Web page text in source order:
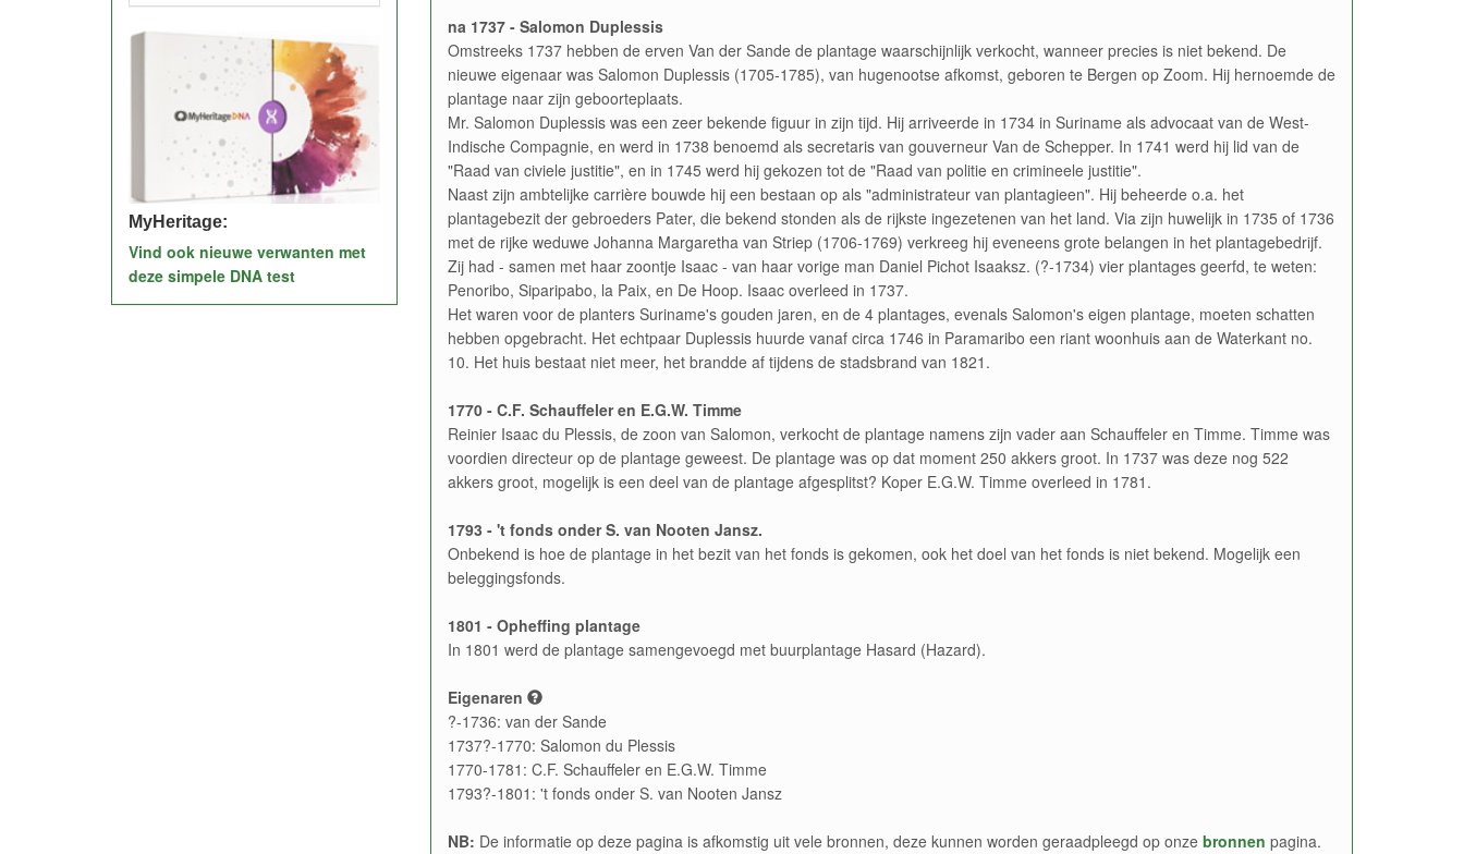
na 1737 - Salomon Duplessis
Omstreeks 1737 hebben de erven Van der Sande de plantage waarschijnlijk verkocht, wanneer precies is niet bekend. De
nieuwe eigenaar was Salomon Duplessis (1705-1785), van hugenootse afkomst, geboren te Bergen op Zoom. Hij hernoemde de
plantage naar zijn geboorteplaats.
Mr. Salomon Duplessis was een zeer bekende figuur in zijn tijd. Hij arriveerde in 1734 in Suriname als advocaat van de West-
Indische Compagnie, en werd in 1738 benoemd als secretaris van gouverneur Van de Schepper. In 1741 werd hij lid van de
"Raad van civiele justitie", en in 1745 werd hij gekozen tot de "Raad van politie en crimineele justitie".
Naast zijn ambtelijke carrière bouwde hij een bestaan op als "administrateur van plantagieen". Hij beheerde o.a. het
plantagebezit der gebroeders Pater, die bekend stonden als de rijkste ingezetenen van het land. Via zijn huwelijk in 1735 of 1736
met de rijke weduwe Johanna Margaretha van Striep (1706-1769) verkreeg hij eveneens grote belangen in het plantagebedrijf.
Zij had - samen met haar zoontje Isaac - van haar vorige man Daniel Pichot Isaaksz. (?-1734) vier plantages geerfd, te weten:
Penoribo, Siparipabo, la Paix, en De Hoop. Isaac overleed in 1737.
Het waren voor de planters Suriname's gouden jaren, en de 4 plantages, evenals Salomon's eigen plantage, moeten schatten
hebben opgebracht. Het echtpaar Duplessis huurde vanaf circa 1746 in Paramaribo een riant woonhuis aan de Waterkant no.
10. Het huis bestaat niet meer, het brandde af tijdens de stadsbrand van 1821.
1770 - C.F. Schauffeler en E.G.W. Timme
Reinier Isaac du Plessis, de zoon van Salomon, verkocht de plantage namens zijn vader aan Schauffeler en Timme. Timme was
voordien directeur op de plantage geweest. De plantage was op dat moment 250 akkers groot. In 1737 was deze nog 522
akkers groot, mogelijk is een deel van de plantage afgesplitst? Koper E.G.W. Timme overleed in 1781.
1793 - 't fonds onder S. van Nooten Jansz.
Onbekend is hoe de plantage in het bezit van het fonds is gekomen, ook het doel van het fonds is niet bekend. Mogelijk een
beleggingsfonds.
1801 - Opheffing plantage
In 1801 werd de plantage samengevoegd met buurplantage Hasard (Hazard).
Eigenaren
?-1736: van der Sande
1737?-1770: Salomon du Plessis
1770-1781: C.F. Schauffeler en E.G.W. Timme
1793?-1801: 't fonds onder S. van Nooten Jansz
NB: De informatie op deze pagina is afkomstig uit vele bronnen, deze kunnen worden geraadpleegd op onze bronnen pagina.
MyHeritage:
Vind ook nieuwe verwanten met
deze simpele DNA test